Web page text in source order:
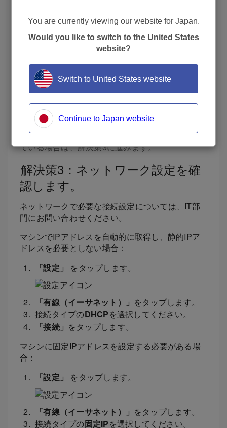
You are currently viewing our website for Japan.
Would you like to switch to the United States
website?
Switch to United States website
Continue to Japan website
別のケーブルを取り付けます。ランプ
が点灯しない場合は、テクニカルサポ
ートに連絡してください。モデルとシ
リアル番号をご用意ください。
ネットワークカードの上部（緑色）と下部
（オレンジ色）の両方のLEDが常に点滅し
ている場合（デバイスがスリープ状態で
も）、接続は有効です。
これらのライトが表示されても、計器が接続され
ていないか、その他のライトパターンが表示され
ている場合は、解決策3に進みます。
解決策3：ネットワーク設定を確
認します。
ネットワークで必要な接続設定については、IT部
門にお問い合わせください。
マシンでIPアドレスを自動的に取得し、静的IPア
ドレスを必要としない場合：
「設定」
をタップします。
「有線（イーサネット）」 をタップします。
接続タイプのDHCPを選択してください。
「接続」 をタップします。
マシンに固定IPアドレスを設定する必要がある場
合：
「設定」
をタップします。
「有線（イーサネット）」 をタップします。
接続タイプの固定IPを選択してください。